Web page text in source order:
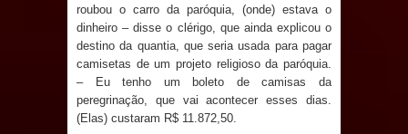
Denise Ribeiro toma posse no
Diretório Nacional do PDT durante
Convenção em Brasília
Dois Gigantes da Poesia Paraibana
roubou o carro da paróquia, (onde) estava o
dinheiro – disse o clérigo, que ainda explicou o
destino da quantia, que seria usada para pagar
camisetas de um projeto religioso da paróquia.
– Eu tenho um boleto de camisas da
peregrinação, que vai acontecer esses dias.
(Elas) custaram R$ 11.872,50.